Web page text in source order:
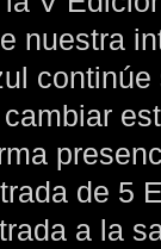
nuestra
de 5
a la